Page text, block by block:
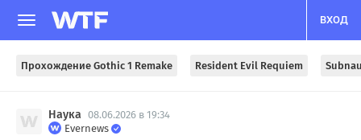
ВХОД
Прохождение Gothic 1 Remake Resident Evil Requiem
Наука 08.06.2026 в 19:34
Evernews